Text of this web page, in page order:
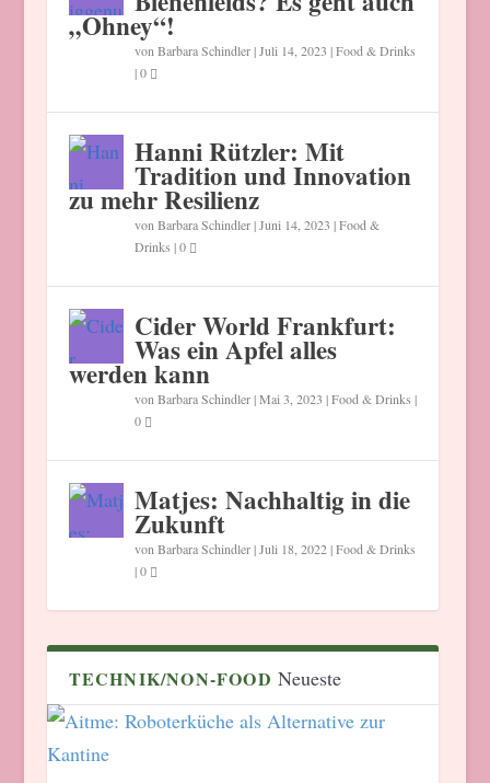
„Ohney“!
von Barbara Schindler|Juli 14, 2023 |Food & Drinks
|0
Hanni Rützler: Mit
Tradition und Innovation
zu mehr Resilienz
von Barbara Schindler|Juni 14, 2023 |Food &
Drinks |0
Cider World Frankfurt:
Was ein Apfel alles
werden kann
von Barbara Schindler|Mai 3, 2023 |Food & Drinks |
0
Matjes: Nachhaltig in die
Zukunft
von Barbara Schindler|Juli 18, 2022|Food & Drinks
|0
TECHNIK/NON-FOOD Neueste